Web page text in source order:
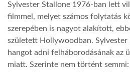
LINKTR.EE
Sylvester Stallone 1976-ban lett
filmmel, melyet számos folytatás
szerepében is nagyot alakított,
született Hollywoodban.
hangot adni felháborodásának az
miatt. Szerinte nem történt